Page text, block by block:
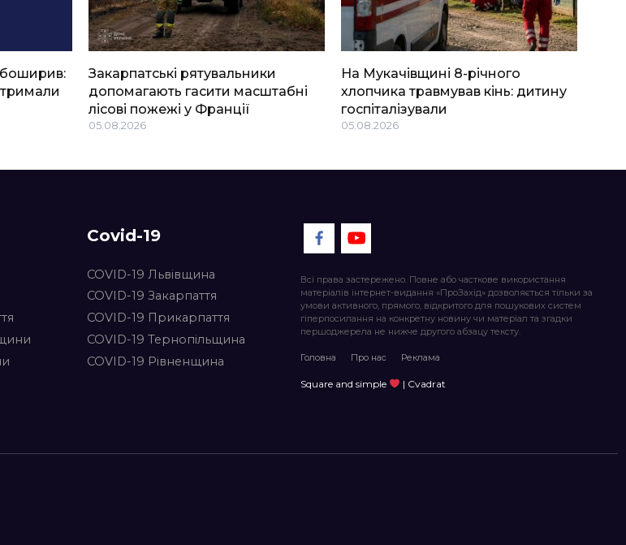
Закарпатські рятувальники
допомагають гасити масштабні
лісові пожежі у Франції
05.08.2026
На Мукачівщині 8-річного
хлопчика травмував кінь: дитину
госпіталізували
05.08.2026
Covid-19
COVID-19 Львівщина
COVID-19 Закарпаття
COVID-19 Прикарпаття
COVID-19 Тернопільщина
COVID-19 Рівненщина
Всі права застережено. Повне або часткове використання
матеріалів інтернет-видання «ПроЗахід» дозволяється тільки за
умови активного, прямого, відкритого для пошукових систем
гіперпосилання на конкретну новину чи матеріал та згадки
першоджерела не нижче другого абзацу тексту.
Головна Про нас Реклама
Square and simple | Cvadrat